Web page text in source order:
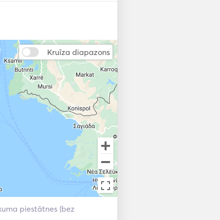
Kruīza diapazons
piestātnes (bez